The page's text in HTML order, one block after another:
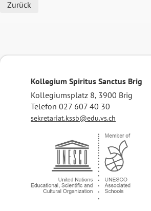
Zurück
Kollegium Spiritus Sanctus Brig
Kollegiumsplatz 8, 3900 Brig
Telefon 027 607 40 30
sekretariat.kssb@edu.vs.ch